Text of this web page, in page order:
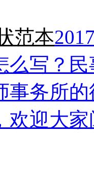
范本
么写？
事务所
欢迎大